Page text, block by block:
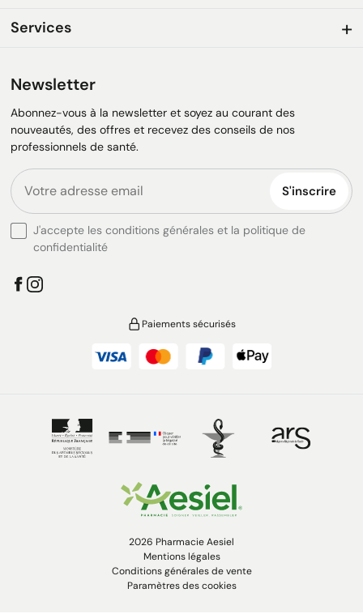
Services
Newsletter
Abonnez-vous à la newsletter et soyez au courant des
nouveautés, des offres et recevez des conseils de nos
professionnels de santé.
S'inscrire
J'accepte les conditions générales et la politique de
confidentialité
Paiements sécurisés
2026 Pharmacie Aesiel
Mentions légales
Conditions générales de vente
Paramètres des cookies